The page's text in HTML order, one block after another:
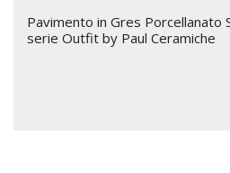
Pavimento in Gres Porcellanato
serie Outfit by Paul Ceramiche